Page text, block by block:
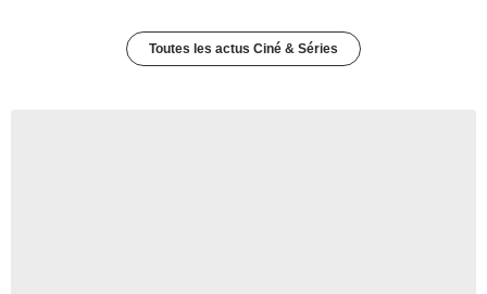
Toutes les actus Ciné & Séries